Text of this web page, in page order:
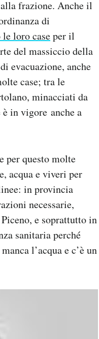
alla frazione. Anche il
di
loro caseper il
del massiccio della
evacuazione, anche
case; tra le
minacciati da
in vigore anche a
per questo molte
acqua e viveri per
in provincia
necessarie,
e soprattutto in
sanitaria perché
l’acqua e c’è un